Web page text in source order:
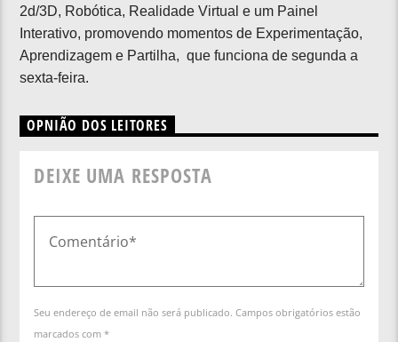
2d/3D, Robótica, Realidade Virtual e um Painel
Interativo, promovendo momentos de Experimentação,
Aprendizagem e Partilha, que funciona de segunda a
sexta-feira.
OPNIÃO DOS LEITORES
DEIXE UMA RESPOSTA
Seu endereço de email não será publicado. Campos obrigatórios estão
marcados com *